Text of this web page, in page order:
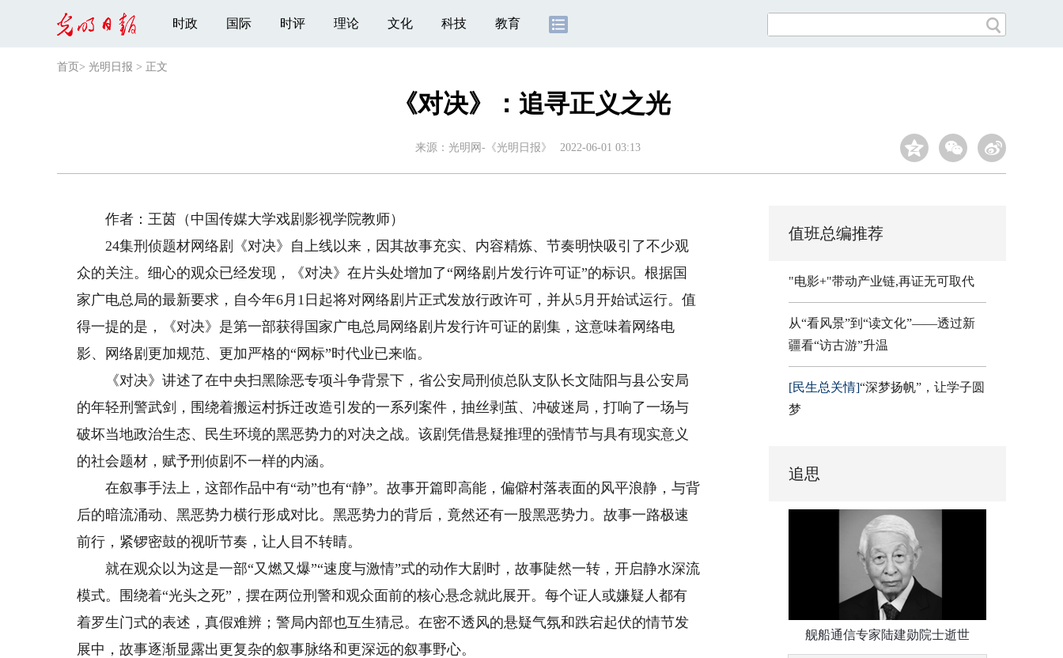
时政 国际 时评 理论 文化 科技 教育
首页 > 光明日报 > 正文
《对决》：追寻正义之光
来源： 光明网-《光明日报》 2022-06-01 03:13
作者：王茵（中国传媒大学戏剧影视学院教师）
24集刑侦题材网络剧《对决》自上线以来，因其故事充实、内容精炼、节奏明快吸引了不少观
众的关注。细心的观众已经发现，《对决》在片头处增加了“网络剧片发行许可证”的标识。根据国
家广电总局的最新要求，自今年6月1日起将对网络剧片正式发放行政许可，并从5月开始试运行。值
得一提的是，《对决》是第一部获得国家广电总局网络剧片发行许可证的剧集，这意味着网络电
影、网络剧更加规范、更加严格的“网标”时代业已来临。
《对决》讲述了在中央扫黑除恶专项斗争背景下，省公安局刑侦总队支队长文陆阳与县公安局
的年轻刑警武剑，围绕着搬运村拆迁改造引发的一系列案件，抽丝剥茧、冲破迷局，打响了一场与
破坏当地政治生态、民生环境的黑恶势力的对决之战。该剧凭借悬疑推理的强情节与具有现实意义
的社会题材，赋予刑侦剧不一样的内涵。
在叙事手法上，这部作品中有“动”也有“静”。故事开篇即高能，偏僻村落表面的风平浪静，与背
后的暗流涌动、黑恶势力横行形成对比。黑恶势力的背后，竟然还有一股黑恶势力。故事一路极速
前行，紧锣密鼓的视听节奏，让人目不转睛。
就在观众以为这是一部“又燃又爆”“速度与激情”式的动作大剧时，故事陡然一转，开启静水深流
模式。围绕着“光头之死”，摆在两位刑警和观众面前的核心悬念就此展开。每个证人或嫌疑人都有
着罗生门式的表述，真假难辨；警局内部也互生猜忌。在密不透风的悬疑气氛和跌宕起伏的情节发
展中，故事逐渐显露出更复杂的叙事脉络和更深远的叙事野心。
值班总编推荐
"电影+"带动产业链,再证无可取代
从“看风景”到“读文化”——透过新
疆看“访古游”升温
[民生总关情]“深梦扬帆”，让学子圆
梦
追思
舰船通信专家陆建勋院士逝世